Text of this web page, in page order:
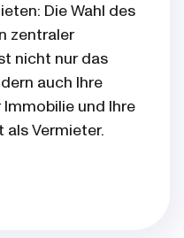
Die Wahl des
zentraler
nicht nur das
auch Ihre
und Ihre
Vermieter.